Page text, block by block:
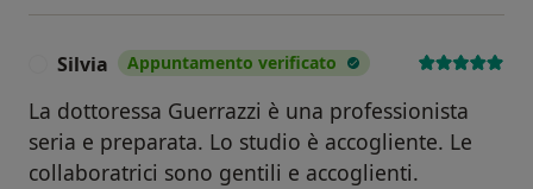
Silvia Appuntamento verificato
La dottoressa Guerrazzi è una professionista
seria e preparata. Lo studio è accogliente. Le
collaboratrici sono gentili e accoglienti.